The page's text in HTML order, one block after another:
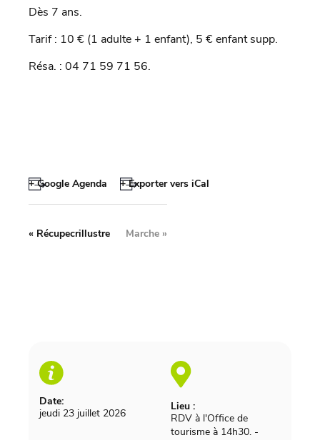
Dès 7 ans.
Tarif : 10 € (1 adulte + 1 enfant), 5 € enfant supp.
Résa. : 04 71 59 71 56.
+ Google Agenda + Exporter vers iCal
Date:
jeudi 23 juillet 2026
Lieu :
RDV à l'Office de
tourisme à 14h30. -
« Récupecrillustre Marche »